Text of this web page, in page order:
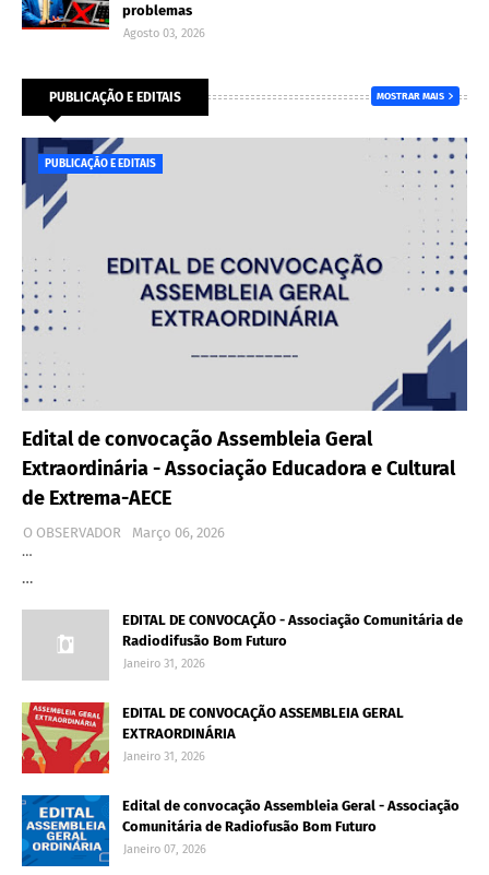
problemas
Agosto 03, 2026
PUBLICAÇÃO E EDITAIS MOSTRAR MAIS
PUBLICAÇÃO E EDITAIS
Edital de convocação Assembleia Geral
Extraordinária - Associação Educadora e Cultural
de Extrema-AECE
O OBSERVADOR
Março 06, 2026
…
…
EDITAL DE CONVOCAÇÃO - Associação Comunitária de
Radiodifusão Bom Futuro
Janeiro 31, 2026
EDITAL DE CONVOCAÇÃO ASSEMBLEIA GERAL
EXTRAORDINÁRIA
Janeiro 31, 2026
Edital de convocação Assembleia Geral - Associação
Comunitária de Radiofusão Bom Futuro
Janeiro 07, 2026